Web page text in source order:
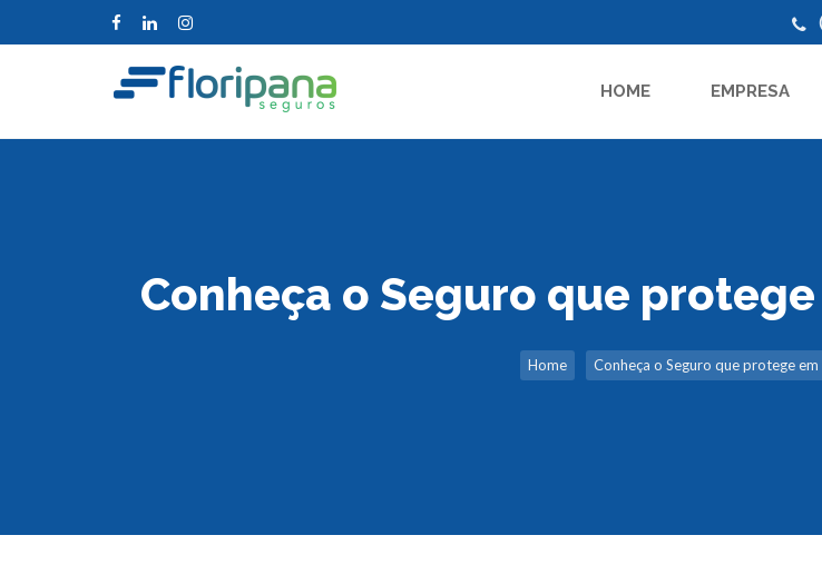
HOME EMPRESA
Conheça o Seguro que
Home Conheça o Seguro que protege